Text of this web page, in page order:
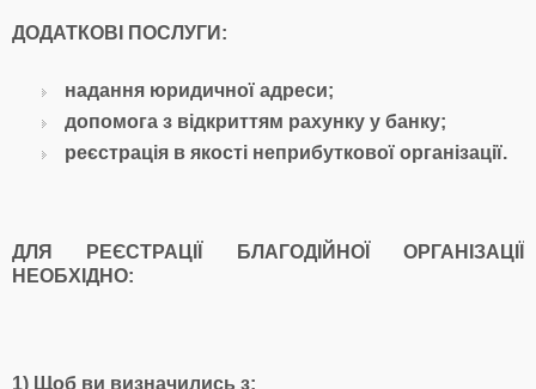
ДОДАТКОВІ ПОСЛУГИ:
надання юридичної адреси;
допомога з відкриттям рахунку у банку;
реєстрація в якості неприбуткової організації.
ДЛЯ РЕЄСТРАЦІЇ БЛАГОДІЙНОЇ ОРГАНІЗАЦІЇ
НЕОБХІДНО:
1) Щоб ви визначились з: